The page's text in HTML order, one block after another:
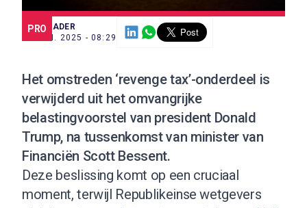
PRO
SCE TRADER
27 JUN. 2025 - 08:29
Het omstreden ‘revenge tax’-onderdeel is
verwijderd uit het omvangrijke
belastingvoorstel van president Donald
Trump, na tussenkomst van minister van
Financiën Scott Bessent.
Deze beslissing komt op een cruciaal
moment, terwijl Republikeinse wetgevers